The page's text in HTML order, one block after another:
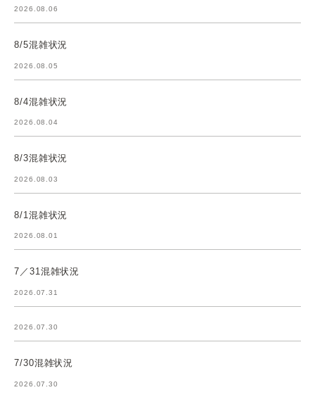
2026.08.06
8/5混雑状況
2026.08.05
8/4混雑状況
2026.08.04
8/3混雑状況
2026.08.03
8/1混雑状況
2026.08.01
7／31混雑状況
2026.07.31
2026.07.30
7/30混雑状況
2026.07.30